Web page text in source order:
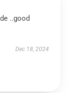
..good
Dec 18, 2024